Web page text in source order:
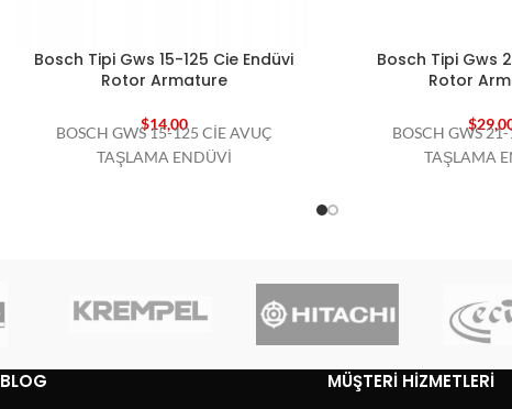
Bosch Tipi Gws 15-125 Cie Endüvi
Rotor Armature
$14,00
BOSCH GWS 15-125 CİE AVUÇ
TAŞLAMA ENDÜVİ
Bosch Tipi Gws
Rotor
$
BOSCH GWS
TAŞLAMA
BLOG MÜŞTERI HIZMETLERI